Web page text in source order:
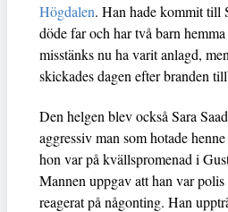
Högdalen. Han hade kommit till
döde far och har två barn
misstänks nu ha varit anlagd,
skickades dagen efter branden
Den helgen blev också Sara
aggressiv man som hotade
hon var på kvällspromenad i
Mannen uppgav att han var polis
reagerat på någonting. Han